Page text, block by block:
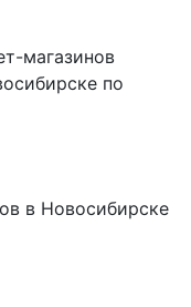
магазинов
по
в Новосибирске